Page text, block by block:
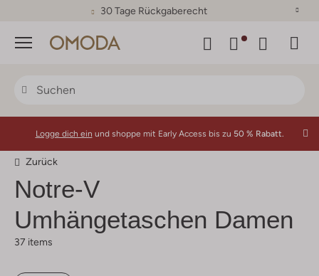
30 Tage Rückgaberecht
Menü
Logge dich ein und shoppe mit Early Access bis zu 50 % Rabatt.
Zurück
Notre-V
Umhängetaschen Damen
37 items